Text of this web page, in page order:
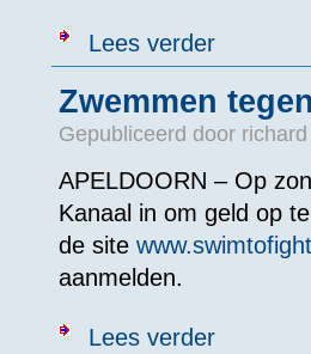
Lees verderover
Zwemmen
Gepubliceerd door
APELDOORN – Op
Kanaal in om geld op
de site
aanmelden.
Lees verderover